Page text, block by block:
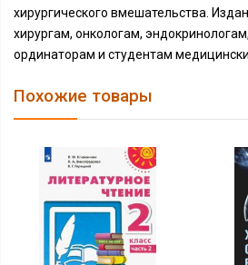
хирургического вмешательства.
хирургам, онкологам,
ординаторам и студентам
Похожие товары